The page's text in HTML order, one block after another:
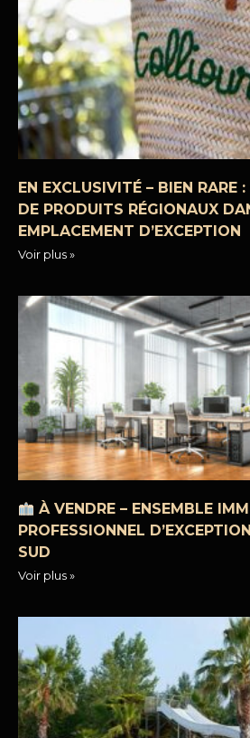
EN EXCLUSIVITÉ – BIEN RARE
DE PRODUITS RÉGIONAUX
EMPLACEMENT D’EXCEPTION
Voir plus »
À VENDRE – ENSEMBLE
PROFESSIONNEL
SUD
Voir plus »